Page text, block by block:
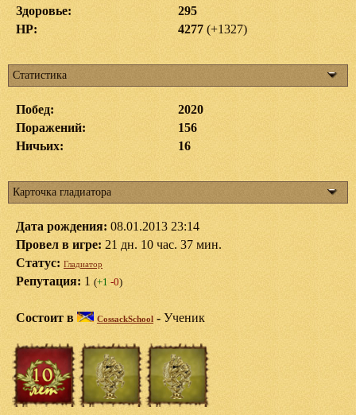
Здоровье:
295
HP:
4277 (+1327)
Статистика
Побед:
2020
Поражений:
156
Ничьих:
16
Карточка гладиатора
Дата рождения: 08.01.2013 23:14
Провел в игре: 21 дн. 10 час. 37 мин.
Статус: Гладиатор
Репутация: 1 (+1 -0)
Состоит в CossackSchool - Ученик